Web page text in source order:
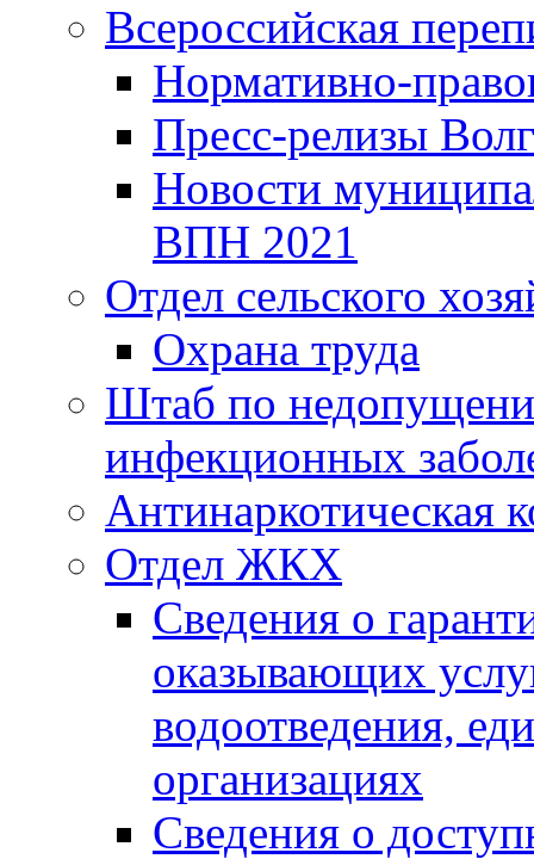
Всероссийская
Нормативно-
Пресс-релизы
Новости
ВПН 2021
Отдел сельского
Охрана труда
Штаб по
инфекционных
Антинаркотическая
Отдел ЖКХ
Сведения о
оказывающих
водоотведения,
организациях
Сведения о